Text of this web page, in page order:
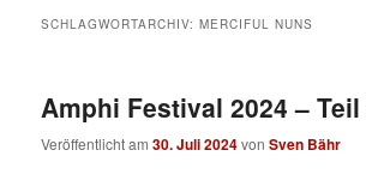
SCHLAGWORTARCHIV:MERCIFUL NUNS
Amphi Festival 2024 – Teil
Veröffentlicht am30. Juli 2024vonSven Bähr